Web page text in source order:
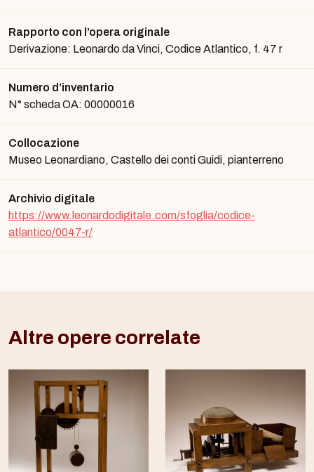
Rapporto con l’opera originale
Derivazione: Leonardo da Vinci, Codice Atlantico, f. 47 r
Numero d’inventario
N° scheda OA: 00000016
Collocazione
Museo Leonardiano, Castello dei conti Guidi, pianterreno
Archivio digitale
https://www.leonardodigitale.com/sfoglia/codice-
atlantico/0047-r/
Altre opere correlate